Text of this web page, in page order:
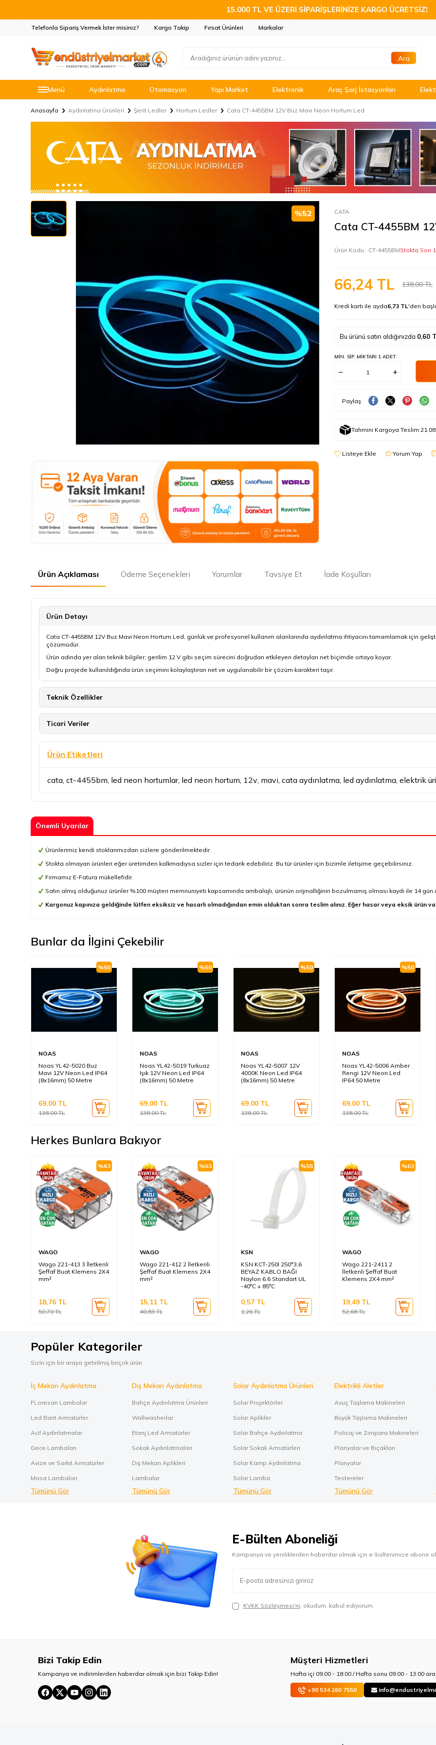
15.000 TL VE ÜZERİ SİPARİŞLERİNİZE KARGO ÜCRETSİZ!
Telefonla Sipariş Vermek İster misiniz? Kargo Takip Fırsat Ürünleri Markalar
Ara
Menü Aydınlatma Otomasyon Yapı Market Elektronik Araç Şarj İstasyonları
Anasayfa Aydınlatma Ürünleri Şerit Ledler Hortum Ledler Cata CT-4455BM 12V Buz Mavi Neon Hortum Led
%52 CATA
Cata CT-4455BM
Ürün Kodu : CT-4455BMStokta Son
138,00TL
66,24 TL
Kredi kartı ile ayda6,73 TL'den
Bu ürünü satın aldığınızda 0,60
MIN. SIP. MIKTARI 1 ADET
Paylaş
Tahmini Kargoya Teslim:
Listeye Ekle Yorum Yap
Ürün Açıklaması Ödeme Seçenekleri Yorumlar Tavsiye Et İade Koşulları
Ürün Detayı
Cata CT-4455BM 12V Buz Mavi Neon Hortum Led, günlük ve profesyonel kullanım alanlarında aydınlatma ihtiyacını tamamlamak için
çözümüdür.
Ürün adında yer alan teknik bilgiler; gerilim 12 V gibi seçim sürecini doğrudan etkileyen detayları net biçimde ortaya koyar.
Doğru projede kullanıldığında ürün seçimini kolaylaştıran net ve uygulanabilir bir çözüm karakteri taşır.
Teknik Özellikler
Ticari Veriler
Ürün Etiketleri
cata, ct-4455bm, led neon hortumlar, led neon hortum, 12v, mavi, cata aydınlatma, led aydınlatma, elektrik
Önemli Uyarılar
Ürünlerimiz kendi stoklarımızdan sizlere gönderilmektedir.
Stokta olmayan ürünleri eğer üretimden kalkmadıysa sizler için tedarik edebiliriz. Bu tür ürünler için bizimle iletişime geçebilirsiniz.
Firmamız E-Fatura mükellefidir.
Satın almış olduğunuz ürünler %100 müşteri memnuniyeti kapsamında ambalajlı, ürünün orijinalliğinin bozulmamış olması kaydı ile 14
Kargonuz kapınıza geldiğinde lütfen eksiksiz ve hasarlı olmadığından emin olduktan sonra teslim alınız. Eğer hasar veya eksik ürün
Bunlar da İlgini Çekebilir
%50
NOAS
Noas YL42-5020 Buz
Mavi 12V Neon Led IP64
(8x16mm) 50 Metre
138,00TL
69,00 TL
%50
NOAS
Noas YL42-5019 Turkuaz
Işık 12V Neon Led IP64
(8x16mm) 50 Metre
138,00TL
69,00 TL
%50
NOAS
Noas YL42-5007 12V
4000K Neon Led IP64
(8x16mm) 50 Metre
138,00TL
69,00 TL
%50
NOAS
Noas YL42-5006 Amber
Rengi 12V Neon Led
IP64 50 Metre
138,00TL
69,00 TL
Herkes Bunlara Bakıyor
%63
WAGO
Wago 221-413 3 İletkenli
Şeffaf Buat Klemens 2X4
mm²
50,70TL
18,76 TL
%63
WAGO
Wago 221-412 2 İletkenli
Şeffaf Buat Klemens 2X4
mm²
40,83TL
15,11 TL
%55
KSN
KSN KCT-250I 250*3,6
BEYAZ KABLO BAĞI
Naylon 6.6 Standart UL
-40°C + 85°C
1,26TL
0,57 TL
%63
WAGO
Wago 221-2411 2
İletkenli Şeffaf Buat
Klemens 2X4 mm²
52,68TL
19,49 TL
Popüler Kategoriler
Sizin için bir araya getirilmiş birçok ürün
İç Mekan Aydınlatma
FLoresan Lambalar
Led Bant Armatürler
Acil Aydınlatmalar
Gece Lambaları
Avize ve Sarkıt Armatürler
Masa Lambaları
Tümünü Gör
Dış Mekan Aydınlatma
Bahçe Aydınlatma Ürünleri
Wallwasherlar
Etanj Led Armatürler
Sokak Aydınlatmaları
Dış Mekan Aplikleri
Lambalar
Tümünü Gör
Solar Aydınlatma Ürünleri
Solar Projektörler
Solar Aplikler
Solar Bahçe Aydınlatma
Solar Sokak Armatürleri
Solar Kamp Aydınlatma
Solar Lamba
Tümünü Gör
Elektrikli Aletler
Avuç Taşlama Makineleri
Büyük Taşlama Makineleri
Polisaj ve Zımpara Makineleri
Planyalar ve Bıçakları
Planyalar
Testereler
Tümünü Gör
E-Bülten Aboneliği
Kampanya ve yeniliklerden haberdar olmak için e-bültenimize abone
KVKK Sözleşmesi'ni, okudum, kabul ediyorum.
Bizi Takip Edin
Kampanya ve indirimlerden haberdar olmak için bizi Takip Edin!
Müşteri Hizmetleri
Hafta içi 09:00 - 18:00 / Hafta sonu 09:00 - 13:00
+90 534 260 7550